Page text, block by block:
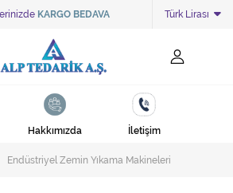
KARGO BEDAVA Türk Lirası
Kategoriler
Hakkımızda İletişim
Endüstriyel Zemin Yıkama Makineleri